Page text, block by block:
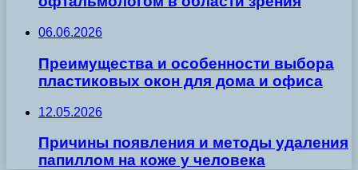
06.06.2026
Преимущества и особенности выбора
пластиковых окон для дома и офиса
12.05.2026
Причины появления и методы удаления
папиллом на коже у человека